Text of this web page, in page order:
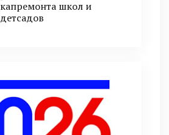
капремонта школ и
детсадов